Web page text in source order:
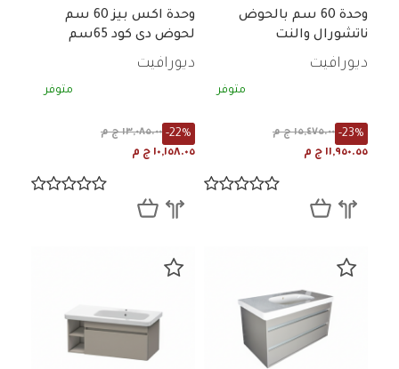
وحدة 60 سم بالحوض
ناتشورال والنت
ديورافيت
متوفر
١٥,٤٧٥.٠٠ ج م -23%
١١,٩٥٠.٥٥ ج م
وحدة اكس بيز 60 سم
لحوض دى كود 65سم
بالحوض
ديورافيت
متوفر
١٣,٠٨٥.٠٠ ج م -22%
١٠,١٥٨.٠٥ ج م